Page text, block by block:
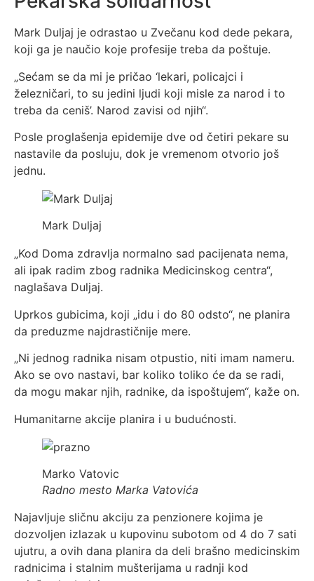
Mark Duljaj je odrastao u Zvečanu kod dede pekara,
koji ga je naučio koje profesije treba da poštuje.
„Sećam se da mi je pričao ‘lekari, policajci i
železničari, to su jedini ljudi koji misle za narod i to
treba da ceniš’. Narod zavisi od njih“.
Posle proglašenja epidemije dve od četiri pekare su
nastavile da posluju, dok je vremenom otvorio još
jednu.
Mark Duljaj
„Kod Doma zdravlja normalno sad pacijenata nema,
ali ipak radim zbog radnika Medicinskog centra“,
naglašava Duljaj.
Uprkos gubicima, koji „idu i do 80 odsto“, ne planira
da preduzme najdrastičnije mere.
„Ni jednog radnika nisam otpustio, niti imam nameru.
Ako se ovo nastavi, bar koliko toliko će da se radi,
da mogu makar njih, radnike, da ispoštujem“, kaže on.
Humanitarne akcije planira i u budućnosti.
Marko Vatovic
Radno mesto Marka Vatovića
Najavljuje sličnu akciju za penzionere kojima je
dozvoljen izlazak u kupovinu subotom od 4 do 7 sati
ujutru, a ovih dana planira da deli brašno medicinskim
radnicima i stalnim mušterijama u radnji kod